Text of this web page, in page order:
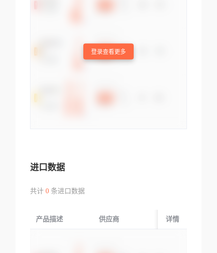
登录查看更多
进口数据
共计 0条进口数据
产品描述 供应商 起运国/地区
详情